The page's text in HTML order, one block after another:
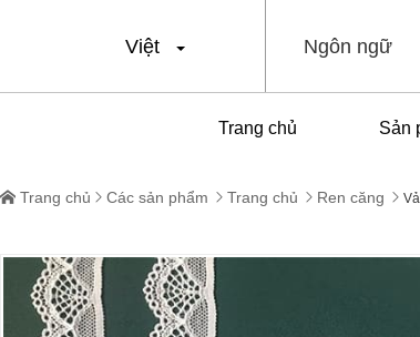
Việt Ngôn ngữ
Trang chủ Sản
 Trang chủ  Các sản phẩm  Trang chủ  Ren căng 